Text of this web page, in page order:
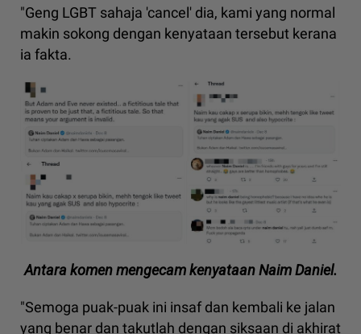
"Geng LGBT sahaja 'cancel' dia, kami yang normal
makin sokong dengan kenyataan tersebut kerana
ia fakta.
Antara komen mengecam kenyataan Naim Daniel.
"Semoga puak-puak ini insaf dan kembali ke jalan
yang benar dan takutlah dengan siksaan di akhirat